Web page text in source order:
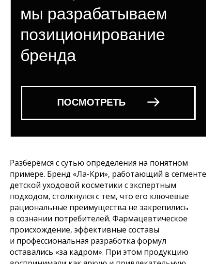
Разберёмся с сутью определения на понятном
примере. Бренд «Ла-Кри», работающий в сегменте
детской уходовой косметики с экспертным
подходом, столкнулся с тем, что его ключевые
рациональные преимущества не закрепились
в сознании потребителей. Фармацевтическое
происхождение, эффективные составы
и профессиональная разработка формул
оставались «за кадром». При этом продукцию